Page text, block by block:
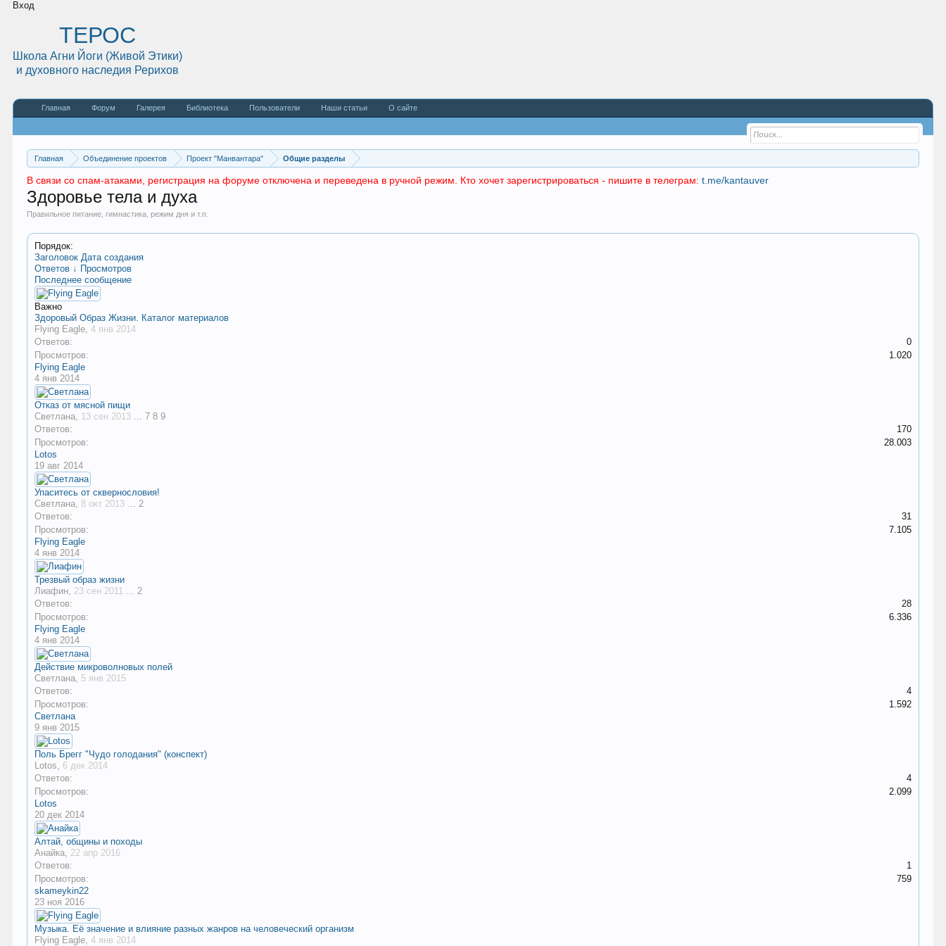
Вход
Главная Объединение проектов Проект "Манвантара" Общие разделы
В связи со спам-атаками, регистрация на форуме отключена и переведена в ручной режим. Кто хочет зарегистрироваться - пишите в телеграм: t.me/kantauver
Здоровье тела и духа
Правильное питание, гимнастика, режим дня и т.п.
Порядок:
Заголовок Дата создания
Ответов ↓ Просмотров
Последнее сообщение
Важно
Здоровый Образ Жизни. Каталог материалов
Flying Eagle,4 янв 2014
Ответов:
0
Просмотров:
1.020
Flying Eagle
4 янв 2014
Отказ от мясной пищи
Светлана, 13 сен 2013 ... 7 8 9
Ответов:
170
Просмотров:
28.003
Lotos
19 авг 2014
Упаситесь от сквернословия!
Светлана, 8 окт 2013 ... 2
Ответов:
31
Просмотров:
7.105
Flying Eagle
4 янв 2014
Трезвый образ жизни
Лиафин, 23 сен 2011 ... 2
Ответов:
28
Просмотров:
6.336
Flying Eagle
4 янв 2014
Действие микроволновых полей
Светлана, 5 янв 2015
Ответов:
4
Просмотров:
1.592
Светлана
9 янв 2015
Поль Брегг "Чудо голодания" (конспект)
Lotos, 6 дек 2014
Ответов:
4
Просмотров:
2.099
Lotos
20 дек 2014
Алтай, общины и походы
Анайка, 22 апр 2016
Ответов:
1
Просмотров:
759
skameykin22
23 ноя 2016
Музыка. Её значение и влияние разных жанров на человеческий организм
Flying Eagle,4 янв 2014
ТЕРОС
Школа Агни Йоги (Живой Этики)
и духовного наследия Рерихов
Главная Форум Галерея Библиотека Пользователи Наши статьи О сайте